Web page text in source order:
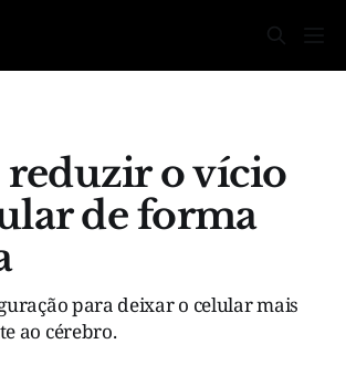
reduzir o vício
de forma
para deixar o celular mais
ao cérebro.